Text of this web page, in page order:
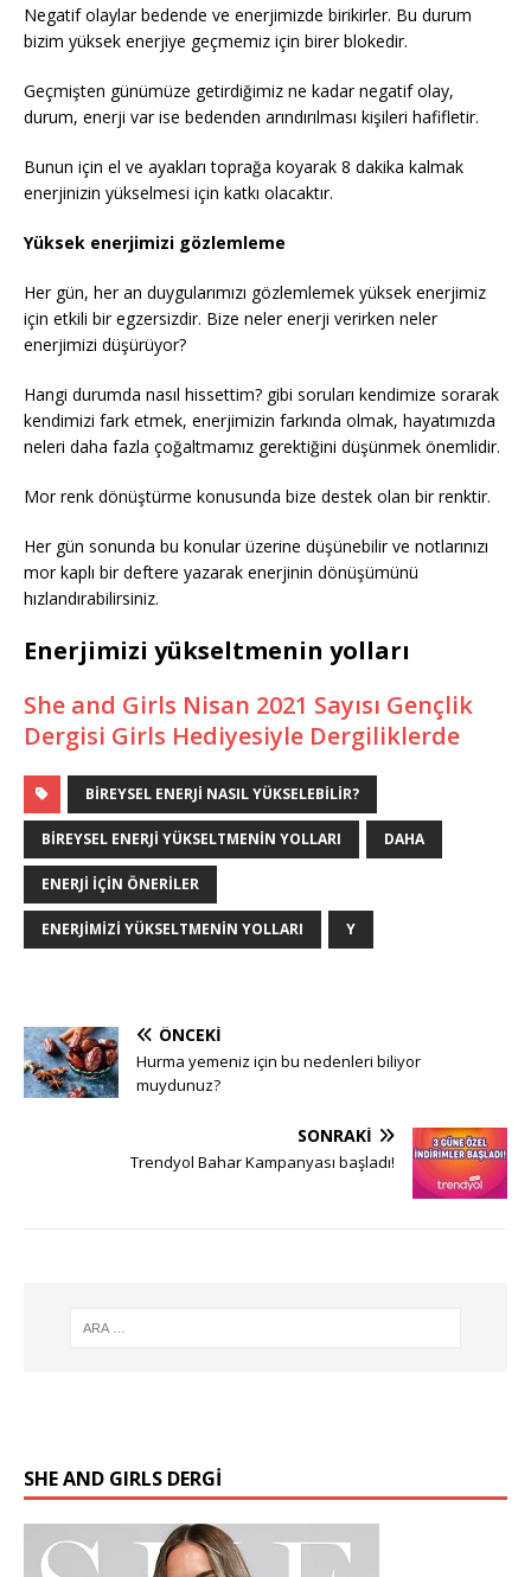
Negatif olaylar bedende ve enerjimizde birikirler. Bu durum
bizim yüksek enerjiye geçmemiz için birer blokedir.
Geçmişten günümüze getirdiğimiz ne kadar negatif olay,
durum, enerji var ise bedenden arındırılması kişileri hafifletir.
Bunun için el ve ayakları toprağa koyarak 8 dakika kalmak
enerjinizin yükselmesi için katkı olacaktır.
Yüksek enerjimizi gözlemleme
Her gün, her an duygularımızı gözlemlemek yüksek enerjimiz
için etkili bir egzersizdir. Bize neler enerji verirken neler
enerjimizi düşürüyor?
Hangi durumda nasıl hissettim? gibi soruları kendimize sorarak
kendimizi fark etmek, enerjimizin farkında olmak, hayatımızda
neleri daha fazla çoğaltmamız gerektiğini düşünmek önemlidir.
Mor renk dönüştürme konusunda bize destek olan bir renktir.
Her gün sonunda bu konular üzerine düşünebilir ve notlarınızı
mor kaplı bir deftere yazarak enerjinin dönüşümünü
hızlandırabilirsiniz.
Enerjimizi yükseltmenin yolları
She and Girls Nisan 2021 Sayısı Gençlik
Dergisi Girls Hediyesiyle Dergiliklerde
BIREYSEL ENERJI NASIL YÜKSELEBILIR?
BIREYSEL ENERJI YÜKSELTMENIN YOLLARI DAHA
ENERJI IÇIN ÖNERILER
ENERJIMIZI YÜKSELTMENIN YOLLARI Y
ÖNCEKI
Hurma yemeniz için bu nedenleri biliyor
muydunuz?
SONRAKI
Trendyol Bahar Kampanyası başladı!
SHE AND GIRLS DERGİ